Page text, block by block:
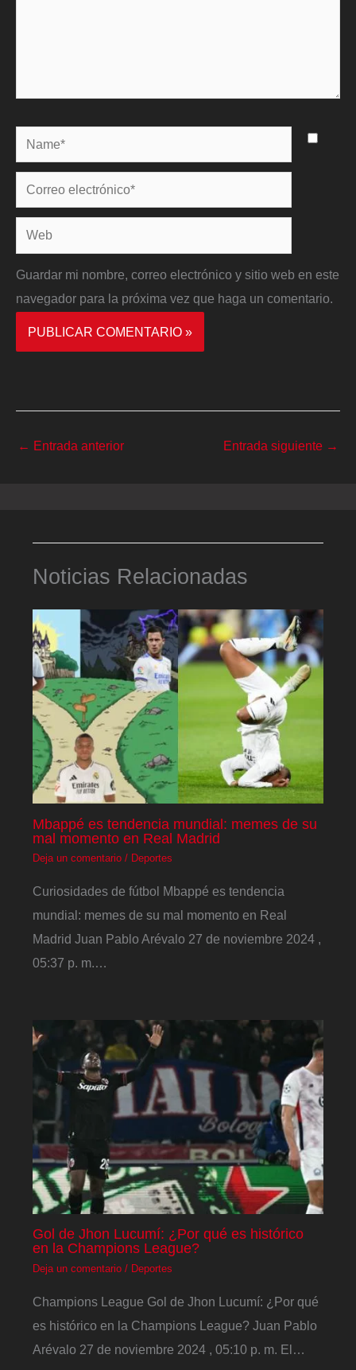
Name*
Correo
electrónico*
Web
Guardar mi nombre, correo electrónico y sitio web en este
navegador para la próxima vez que haga un comentario.
← Entrada anterior Entrada siguiente →
Noticias Relacionadas
Mbappé es tendencia mundial: memes de su
mal momento en Real Madrid
Deja un comentario / Deportes
Curiosidades de fútbol Mbappé es tendencia
mundial: memes de su mal momento en Real
Madrid Juan Pablo Arévalo 27 de noviembre 2024 ,
05:37 p. m.…
Gol de Jhon Lucumí: ¿Por qué es histórico
en la Champions League?
Deja un comentario / Deportes
Champions League Gol de Jhon Lucumí: ¿Por qué
es histórico en la Champions League? Juan Pablo
Arévalo 27 de noviembre 2024 , 05:10 p. m. El…